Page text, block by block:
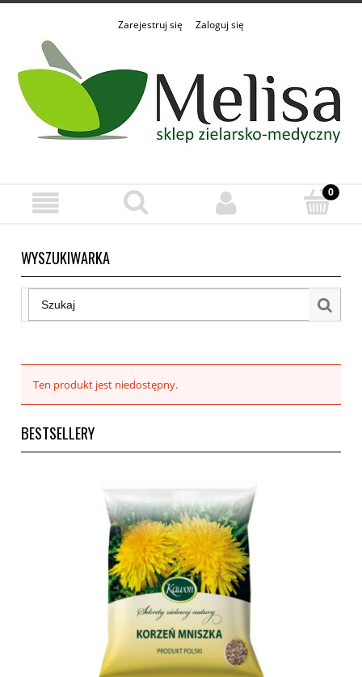
Zarejestruj się Zaloguj się
WYSZUKIWARKA
Ten produkt jest niedostępny.
BESTSELLERY